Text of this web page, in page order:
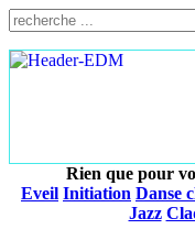
Rien que pour
Eveil Initiation Danse
Jazz